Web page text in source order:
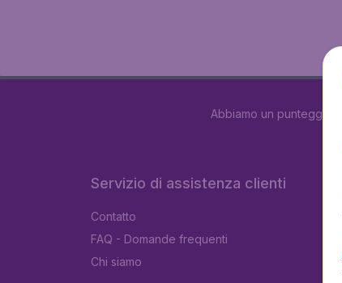
Abbiamo un punteggio di
Servizio di assistenza clienti
Contatto
FAQ - Domande frequenti
Chi siamo